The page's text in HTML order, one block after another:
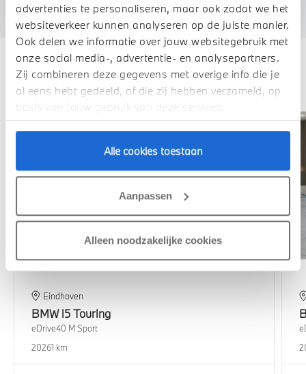
advertenties te personaliseren, maar ook zodat we het
websiteverkeer kunnen analyseren op de juiste manier.
Ook delen we informatie over jouw websitegebruik met
onze social media-, advertentie- en analysepartners.
Zij combineren deze gegevens met overige info die je
al eens hebt gedeeld, of die zij hebben verzameld, op
basis van jouw gebruik van deze services.
Alle cookies toestaan
Aanpassen
Alleen noodzakelijke cookies
Deze zijn vergelijkbaar
1,99% renteactie
Eindhoven
BMW i5 Touring
eDrive40 M Sport
20261 km